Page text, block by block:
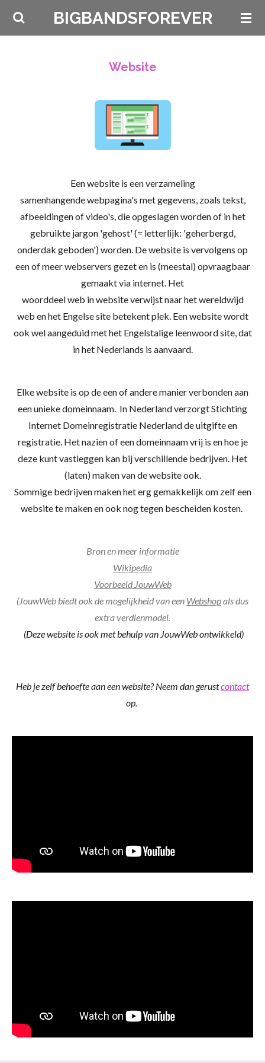
Ga
BIGBANDSFOREVER
Website
Een website is een verzameling
samenhangendewebpagina's met gegevens, zoals tekst,
afbeeldingen of video's, die opgeslagen worden of in het
gebruikte jargon 'gehost' (= letterlijk: 'geherbergd,
onderdak geboden') worden. De website is vervolgens op
een of meerwebservers gezet en is (meestal) opvraagbaar
gemaakt via internet. Het
woorddeelweb inwebsiteverwijst naar hetwereldwijd
web en het Engelsesite betekent plek. Eenwebsitewordt
ook wel aangeduid met het Engelstalige leenwoordsite, dat
in het Nederlands is aanvaard.
Elke website is op de een of andere manier verbonden aan
een unieke domeinnaam. In Nederland verzorgtStichting
Internet Domeinregistratie Nederlandde uitgifte en
registratie. Het nazien of een domeinnaam vrij is en hoe je
deze kunt vastleggen kan bij verschillende bedrijven. Het
(laten) maken van de website ook.
Sommige bedrijven maken het erg gemakkelijk om zelf een
website te maken en ook nog tegen bescheiden kosten.
Bron en meer informatie
Wikipedia
Voorbeeld JouwWeb
(JouwWeb biedt ook de mogelijkheid van een Webshopals dus
extra verdienmodel.
(Deze website is ook met behulp van JouwWeb ontwikkeld)
Heb je zelf behoefte aan een website? Neem dan gerustcontact
op.